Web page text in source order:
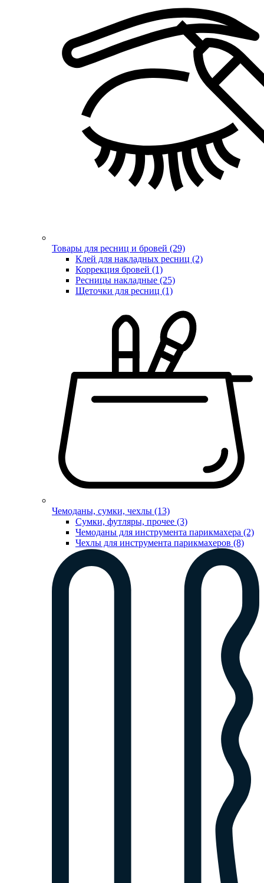
Товары для ресниц и бровей (29)
Клей для накладных ресниц (2)
Коррекция бровей (1)
Ресницы накладные (25)
Щеточки для ресниц (1)
Чемоданы, сумки, чехлы (13)
Сумки, футляры, прочее (3)
Чемоданы для инструмента парикмахера (2)
Чехлы для инструмента парикмахеров (8)